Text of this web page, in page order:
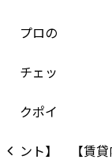
【賃